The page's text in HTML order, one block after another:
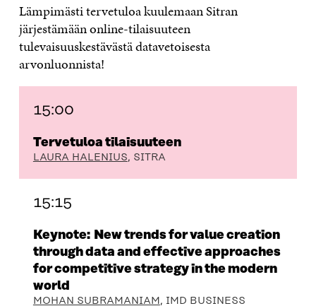
Lämpimästi tervetuloa kuulemaan Sitran
järjestämään online-tilaisuuteen
tulevaisuuskestävästä datavetoisesta
arvonluonnista!
15:00
Tervetuloa tilaisuuteen
LAURA HALENIUS, SITRA
15:15
Keynote: New trends for value creation
through data and effective approaches
for competitive strategy in the modern
world
MOHAN SUBRAMANIAM , IMD BUSINESS